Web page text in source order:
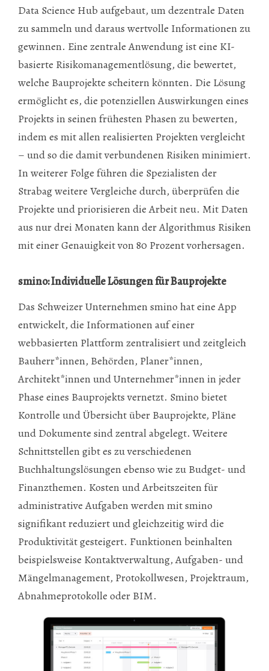
Data Science Hub aufgebaut, um dezentrale Daten
zu sammeln und daraus wertvolle Informationen zu
gewinnen. Eine zentrale Anwendung ist eine KI-
basierte Risikomanagementlösung, die bewertet,
welche Bauprojekte scheitern könnten. Die Lösung
ermöglicht es, die potenziellen Auswirkungen eines
Projekts in seinen frühesten Phasen zu bewerten,
indem es mit allen realisierten Projekten vergleicht
– und so die damit verbundenen Risiken minimiert.
In weiterer Folge führen die Spezialisten der
Strabag weitere Vergleiche durch, überprüfen die
Projekte und priorisieren die Arbeit neu. Mit Daten
aus nur drei Monaten kann der Algorithmus Risiken
mit einer Genauigkeit von 80 Prozent vorhersagen.
smino: Individuelle Lösungen für Bauprojekte
Das Schweizer Unternehmen smino hat eine App
entwickelt, die Informationen auf einer
webbasierten Plattform zentralisiert und zeitgleich
Bauherr*innen, Behörden, Planer*innen,
Architekt*innen und Unternehmer*innen in jeder
Phase eines Bauprojekts vernetzt. Smino bietet
Kontrolle und Übersicht über Bauprojekte, Pläne
und Dokumente sind zentral abgelegt. Weitere
Schnittstellen gibt es zu verschiedenen
Buchhaltungslösungen ebenso wie zu Budget- und
Finanzthemen. Kosten und Arbeitszeiten für
administrative Aufgaben werden mit smino
signifikant reduziert und gleichzeitig wird die
Produktivität gesteigert. Funktionen beinhalten
beispielsweise Kontaktverwaltung, Aufgaben- und
Mängelmanagement, Protokollwesen, Projektraum,
Abnahmeprotokolle oder BIM.